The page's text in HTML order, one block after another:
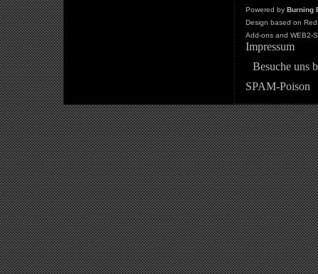
Powered by Burning
Design based on
Add-ons and WEB2-
Impressum
Besuche uns
SPAM-Poison